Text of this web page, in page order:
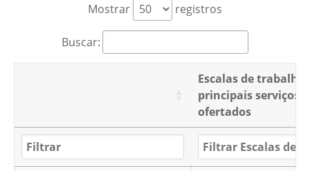
Mostrar registros
Buscar:
Escalas de trabalho
principais serviços
ofertados